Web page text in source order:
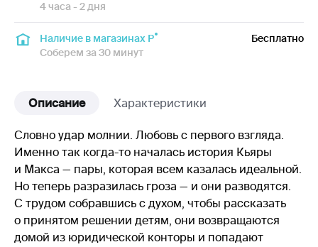
4 часа - 2 дня
Наличие в магазинах Р
Соберем за 30 минут
Бесплатно
Описание Характеристики
Словно удар молнии. Любовь с первого взгляда.
Именно так когда-то началась история Кьяры
и Макса — пары, которая всем казалась идеальной.
Но теперь разразилась гроза — и они разводятся.
С трудом собравшись с духом, чтобы рассказать
о принятом решении детям, они возвращаются
домой из юридической конторы и попадают